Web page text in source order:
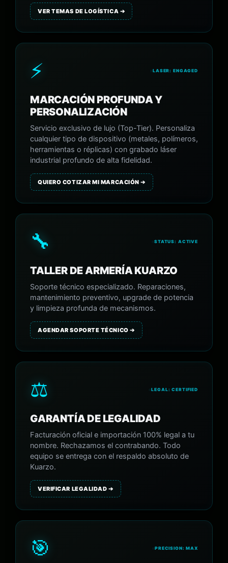
VER TEMAS DE LOGÍSTICA ➔
⚡ LASER: ENGAGED
MARCACIÓN PROFUNDA Y
PERSONALIZACIÓN
Servicio exclusivo de lujo (Top-Tier). Personaliza
cualquier tipo de dispositivo (metales, polímeros,
herramientas o réplicas) con grabado láser
industrial profundo de alta fidelidad.
QUIERO COTIZAR MI MARCACIÓN ➔
🔧 STATUS: ACTIVE
TALLER DE ARMERÍA KUARZO
Soporte técnico especializado. Reparaciones,
mantenimiento preventivo, upgrade de potencia
y limpieza profunda de mecanismos.
AGENDAR SOPORTE TÉCNICO ➔
⚖️ LEGAL: CERTIFIED
GARANTÍA DE LEGALIDAD
Facturación oficial e importación 100% legal a tu
nombre. Rechazamos el contrabando. Todo
equipo se entrega con el respaldo absoluto de
Kuarzo.
VERIFICAR LEGALIDAD ➔
🎯 PRECISION: MAX